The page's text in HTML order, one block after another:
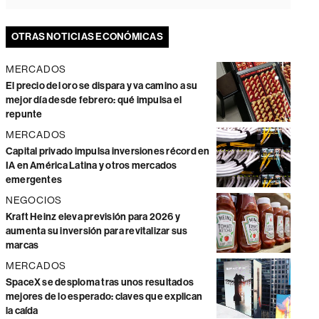
OTRAS NOTICIAS ECONÓMICAS
MERCADOS
El precio del oro se dispara y va camino a su
mejor día desde febrero: qué impulsa el
repunte
MERCADOS
Capital privado impulsa inversiones récord en
IA en América Latina y otros mercados
emergentes
NEGOCIOS
Kraft Heinz eleva previsión para 2026 y
aumenta su inversión para revitalizar sus
marcas
MERCADOS
SpaceX se desploma tras unos resultados
mejores de lo esperado: claves que explican
la caída